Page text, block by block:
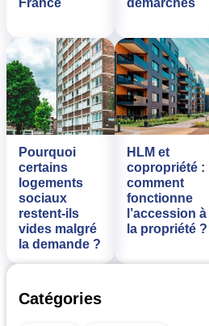
France
démarches
Pourquoi
certains
logements
sociaux
restent-ils
vides malgré
la demande ?
HLM et
copropriété :
comment
fonctionne
l’accession à
la propriété ?
Catégories